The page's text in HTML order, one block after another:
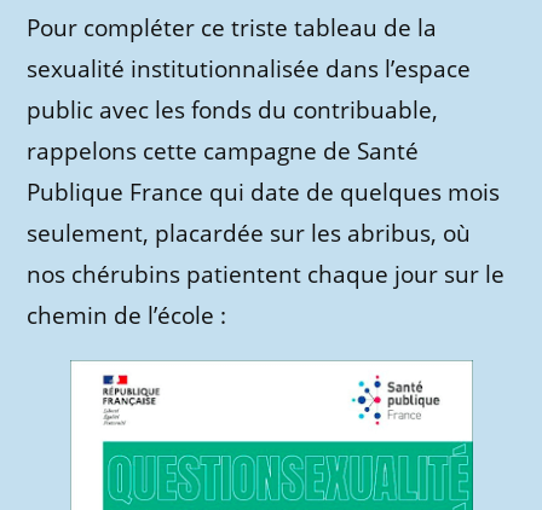
Pour compléter ce triste tableau de la
sexualité institutionnalisée dans l’espace
public avec les fonds du contribuable,
rappelons cette campagne de Santé
Publique France qui date de quelques mois
seulement, placardée sur les abribus, où
nos chérubins patientent chaque jour sur le
chemin de l’école :